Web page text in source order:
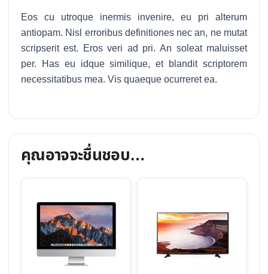
Eos cu utroque inermis invenire, eu pri alterum
antiopam. Nisl erroribus definitiones nec an, ne mutat
scripserit est. Eros veri ad pri. An soleat maluisset
per. Has eu idque similique, et blandit scriptorem
necessitatibus mea. Vis quaeque ocurreret ea.
คุณอาจจะชื่นชอบ…